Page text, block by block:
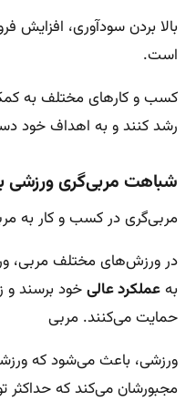
بالا بردن سودآوری،
است.
کسب و کارهای مختلف به
رشد کنند و به اهداف خود
شباهت مربی‌گری ورزشی
مربی‌گری در کسب و کار به
در ورزش‌های مختلف مربی،
بهعملکرد عالیخود برسند و
حمایت می‌کنند. مربی
ورزشی، باعث می‌شود که
مجبورشان می‌کند که حداکثر